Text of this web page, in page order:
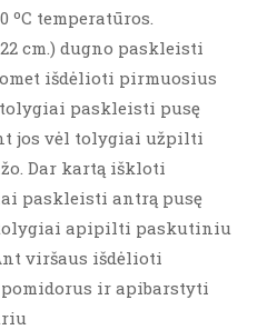
temperatūros.
cm.) dugno paskleisti
išdėlioti pirmuosius
paskleisti pusę
jos vėl tolygiai užpilti
Dar kartą iškloti
paskleisti antrą pusę
apipilti paskutiniu
viršaus išdėlioti
ir apibarstyti